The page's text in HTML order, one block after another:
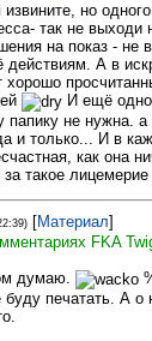
но
так не выходи
на показ - не
действиям. А в
хорошо
И ещё
не нужна. а
и только... И в
как она
такое лицемерие
[Материал]
FKA
думаю.
буду печатать. А о